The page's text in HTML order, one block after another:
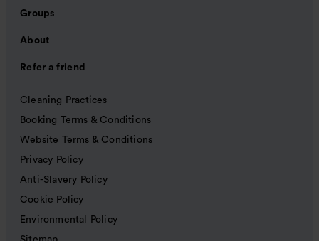
Groups
About
Refer a friend
Cleaning Practices
Booking Terms & Conditions
Website Terms & Conditions
Privacy Policy
Anti-Slavery Policy
Cookie Policy
Environmental Policy